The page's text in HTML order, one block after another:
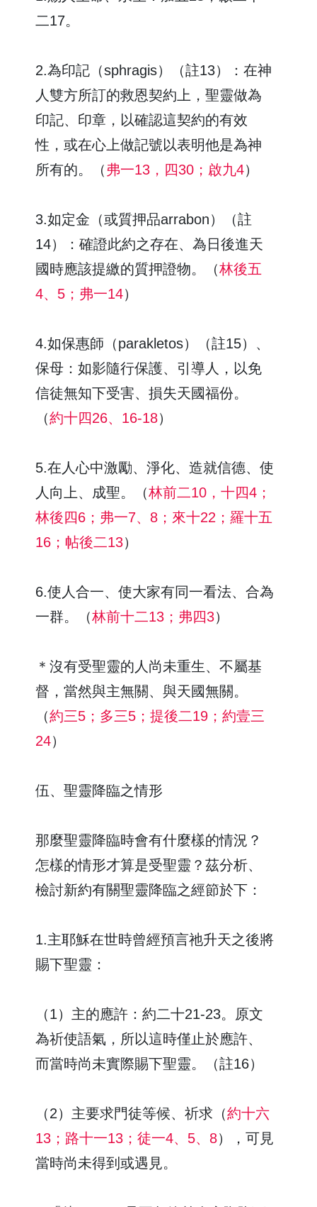
二17。
2.為印記（sphragis）（註13）：在神
人雙方所訂的救恩契約上，聖靈做為
印記、印章，以確認這契約的有效
性，或在心上做記號以表明他是為神
所有的。（弗一13，四30；啟九4）
3.如定金（或質押品arrabon）（註
14）：確證此約之存在、為日後進天
國時應該提繳的質押證物。（林後五
4、5；弗一14）
4.如保惠師（parakletos）（註15）、
保母：如影隨行保護、引導人，以免
信徒無知下受害、損失天國福份。
（約十四26、16-18）
5.在人心中激勵、淨化、造就信德、使
人向上、成聖。（林前二10，十四4；
林後四6；弗一7、8；來十22；羅十五
16；帖後二13）
6.使人合一、使大家有同一看法、合為
一群。（林前十二13；弗四3）
＊沒有受聖靈的人尚未重生、不屬基
督，當然與主無關、與天國無關。
（約三5；多三5；提後二19；約壹三
24）
伍、聖靈降臨之情形
那麼聖靈降臨時會有什麼樣的情況？
怎樣的情形才算是受聖靈？茲分析、
檢討新約有關聖靈降臨之經節於下：
1.主耶穌在世時曾經預言祂升天之後將
賜下聖靈：
（1）主的應許：約二十21-23。原文
為祈使語氣，所以這時僅止於應許、
而當時尚未實際賜下聖靈。（註16）
（2）主要求門徒等候、祈求（約十六
13；路十一13；徒一4、5、8），可見
當時尚未得到或遇見。